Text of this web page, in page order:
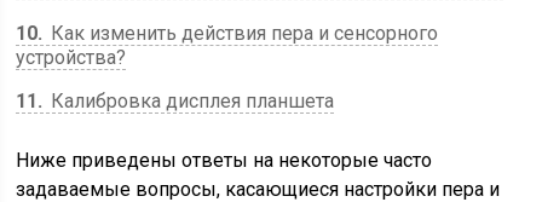
10
Как изменить действия пера и сенсорного
устройства?
11
Калибровка дисплея планшета
Ниже приведены ответы на некоторые часто
задаваемые вопросы, касающиеся настройки пера и